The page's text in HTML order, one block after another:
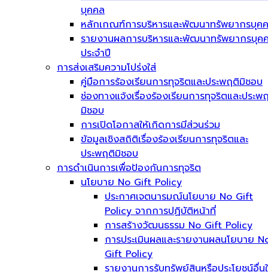
บุคคล
หลักเกณฑ์การบริหารและพัฒนาทรัพยากรบุค
รายงานผลการบริหารและพัฒนาทรัพยากรบุค
ประจำปี
การส่งเสริมความโปร่งใส่
คู่มือการร้องเรียนการทุจริตและประพฤติมิชอบ
ช่องทางแจ้งเรื่องร้องเรียนการทุจริตและประพ
มิชอบ
การเปิดโอกาสให้เกิดการมีส่วนร่วม
ข้อมูลเชิงสถิติเรื่องร้องเรียนการทุจริตและ
ประพฤติมิชอบ
การดำเนินการเพื่อป้องกันการทุจริต
นโยบาย No Gift Policy
ประกาศเจตนารมณ์นโยบาย No Gift
Policy จากการปฏิบัติหน้าที่
การสร้างวัฒนธรรม No Gift Policy
การประเมินผลและรายงานผลนโยบาย
Gift Policy
รายงานการรับทรัพย์สินหรือประโยชน์อื่น